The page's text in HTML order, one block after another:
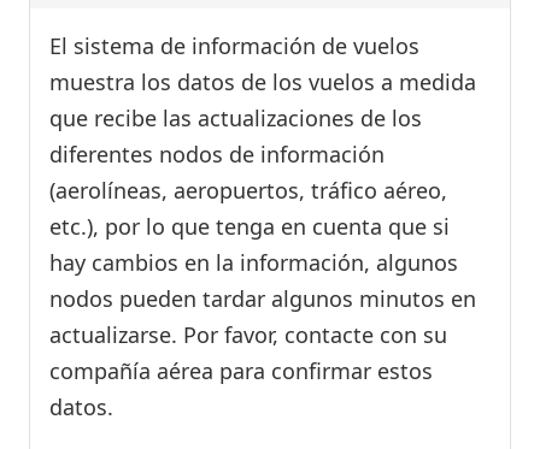
El sistema de información de vuelos
muestra los datos de los vuelos a medida
que recibe las actualizaciones de los
diferentes nodos de información
(aerolíneas, aeropuertos, tráfico aéreo,
etc.), por lo que tenga en cuenta que si
hay cambios en la información, algunos
nodos pueden tardar algunos minutos en
actualizarse. Por favor, contacte con su
compañía aérea para confirmar estos
datos.